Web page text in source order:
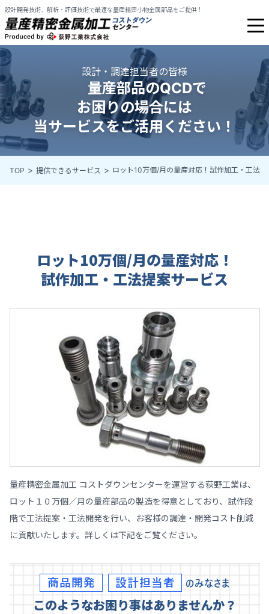
設計開発技術、解析・評価技術で最適な量産精密小物金属部品をご提供！
設計・調達担当者の皆様
量産部品のQCDで
お困りの場合には
当サービスをご活用ください！
TOP 提供できるサービス ロット10万個/月の量産対応！試作加工・工法
ロット10万個/月の量産対応！
試作加工・工法提案サービス
量産精密金属加工 コストダウンセンターを運営する荻野工業は、
ロット１０万個／月の量産部品の製造を得意としており、試作段
階で工法提案・工法開発を行い、お客様の調達・開発コスト削減
に貢献いたします。詳しくは下記をご覧ください。
このようなお困り事はありませんか？